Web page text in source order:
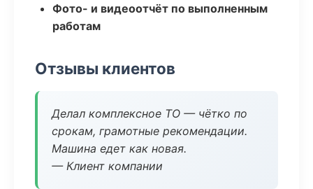
Фото- и видеоотчёт по выполненным
работам
Отзывы клиентов
Делал комплексное ТО — чётко по
срокам, грамотные рекомендации.
Машина едет как новая.
— Клиент компании